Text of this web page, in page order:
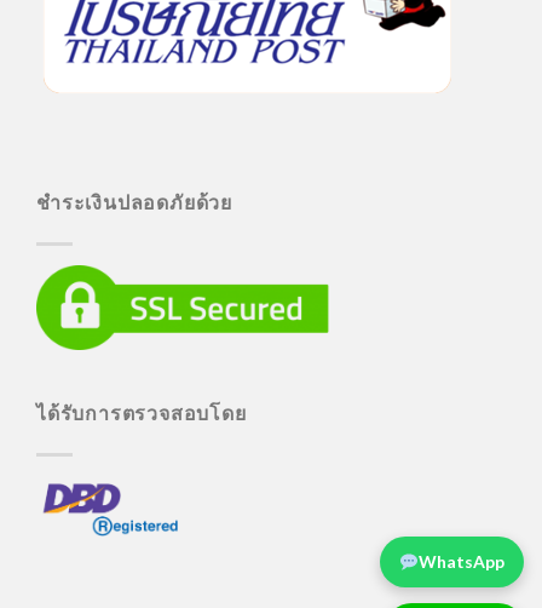
ชำระเงินปลอดภัยด้วย
ได้รับการตรวจสอบโดย
WhatsApp